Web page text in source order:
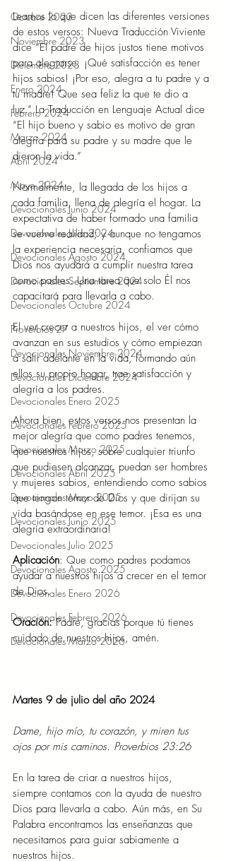
Octubre 2023
Noviembre 2023
Diciembre 2023
Enero 2024
Febrero 2024
Marzo 2024
Abril 2024
Mayo 2024
Devocionales Junio 2024
Devocionales Julio 2024
Devocionales Agosto 2024
Devocionales Septiembre 2024
Devocionales Octubre 2024
Proverbios 27
Devocionales Noviembre 2024
Devocionales Diciembre 2024
Devocionales Enero 2025
Devocionales Febrero 2025
Devocionales Marzo 2025
Devocionales Abril 2025
Devocionales Mayo 2025
Devocionales Junio 2025
Devocionales Julio 2025
Devocionales Agosto 2025
Devocionales Enero 2026
Devocionales Febrero 2026
Devocionales Marzo 2026
Leamos lo que dicen las diferentes versiones
de estos versos: Nueva Traducción Viviente
dice “El padre de hijos justos tiene motivos
para alegrarse. ¡Qué satisfacción es tener
hijos sabios! ¡Por eso, alegra a tu padre y a
tu madre! Que sea feliz la que te dio a
luz.” La Traducción en Lenguaje Actual dice
“El hijo bueno y sabio es motivo de gran
alegría para su padre y su madre que le
dieron la vida.”
Normalmente, la llegada de los hijos a
cada familia, llena de alegría el hogar. La
expectativa de haber formado una familia
se vuelve realidad; y aunque no tengamos
la experiencia necesaria, confiamos que
Dios nos ayudará a cumplir nuestra tarea
como padres. Una tarea que solo Él nos
capacitará para llevarla a cabo.
El ver crecer a nuestros hijos, el ver cómo
avanzan en sus estudios y cómo empiezan
a salir adelante en la vida, formando aún
ellos su propio hogar, trae satisfacción y
alegría a los padres.
Ahora bien, estos versos nos presentan la
mejor alegría que como padres tenemos,
que nuestros hijos, sobre cualquier triunfo
que pudiesen alcanzar, puedan ser hombres
y mujeres sabios, entendiendo como sabios
que tengan temor de Dios y que dirijan su
vida basándose en ese temor. ¡Esa es una
alegría extraordinaria!
Aplicación: Que como padres podamos
ayudar a nuestros hijos a crecer en el temor
de Dios.
Oración: Padre, gracias porque tú tienes
cuidado de nuestros hijos, amén.
Martes 9 de julio del año 2024
Dame, hijo mío, tu corazón, y miren tus
ojos por mis caminos. Proverbios 23:26
En la tarea de criar a nuestros hijos,
siempre contamos con la ayuda de nuestro
Dios para llevarla a cabo. Aún más, en Su
Palabra encontramos las enseñanzas que
necesitamos para guiar sabiamente a
nuestros hijos.